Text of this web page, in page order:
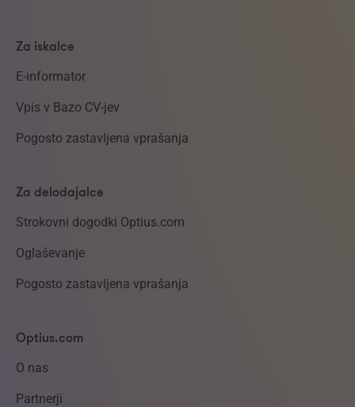
Za iskalce
E-informator
Vpis v Bazo CV-jev
Pogosto zastavljena vprašanja
Za delodajalce
Strokovni dogodki Optius.com
Oglaševanje
Pogosto zastavljena vprašanja
Optius.com
O nas
Partnerji